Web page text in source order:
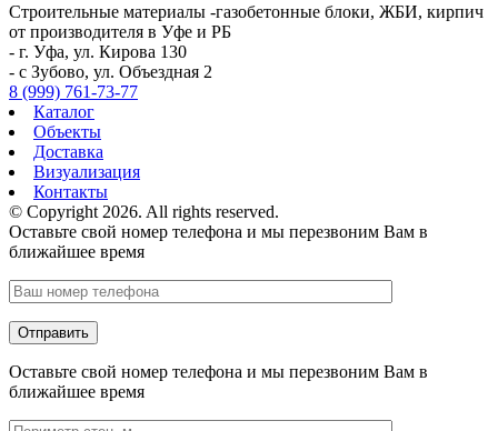
Строительные материалы -газобетонные блоки, ЖБИ, кирпич
от производителя в Уфе и РБ
- г. Уфа, ул. Кирова 130
- с Зубово, ул. Объездная 2
8 (999) 761-73-77
Каталог
Объекты
Доставка
Визуализация
Контакты
© Copyright 2026. All rights reserved.
Оставьте свой номер телефона и мы перезвоним Вам в
ближайшее время
Оставьте свой номер телефона и мы перезвоним Вам в
ближайшее время